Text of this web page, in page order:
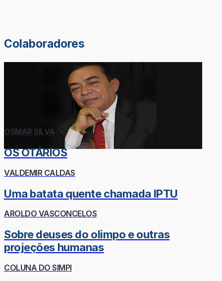
Colaboradores
OSMAR SILVA
OS OTÁRIOS
VALDEMIR CALDAS
Uma batata quente chamada IPTU
AROLDO VASCONCELOS
Sobre deuses do olimpo e outras
projeções humanas
COLUNA DO SIMPI